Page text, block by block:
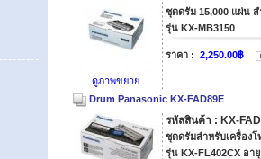
ดูภาพขยาย
ชุดดรัม 15,000 แผ่น ส
รุ่น KX-MB3150
ราคา : 2,250.00฿
Drum Panasonic KX-FAD89E
รหัสสินค้า : KX-
ชุดดรัมสำหรับเครื่อง
รุ่น KX-FL402CX อา